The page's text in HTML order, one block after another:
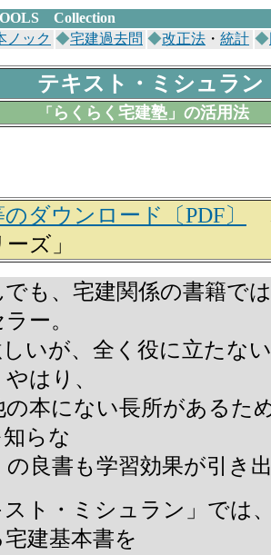
Collection
ノック ◆宅建過去問 ◆改正法 ・ 統計 ◆
テキスト・ミシュラン
「 らくらく宅建塾」の活用法
ダウンロード〔PDF〕
ズ」
も、宅建関係の書籍で
ー。
いが、全く役に立たな
はり、
の本にない長所があるた
らな
良書も学習効果が引き
ト・ミシュラン」では
建基本書を